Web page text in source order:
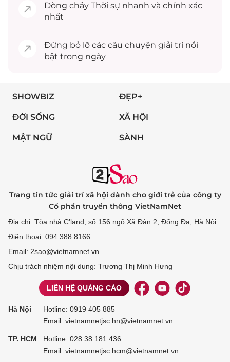
Dòng chảy Thời sự nhanh và chính xác
nhất
Đừng bỏ lỡ các câu chuyện giải trínổi
bật trong ngày
SHOWBIZ ĐẸP+
ĐỜI SỐNG XÃ HỘI
MẬT NGỮ SÀNH
Trang tin tức giải trí xã hội dành cho giới trẻ của công ty
Cổ phần truyền thông VietNamNet
Địa chỉ: Tòa nhà C’land, số 156 ngõ Xã Đàn 2, Đống Đa, Hà Nội
Điện thoại: 094 388 8166
Email: 2sao@vietnamnet.vn
Chịu trách nhiệm nội dung: Trương Thị Minh Hưng
LIÊN HỆ QUẢNG CÁO
Hà Nội Hotline: 0919 405 885
Email: vietnamnetjsc.hn@vietnamnet.vn
TP. HCM Hotline: 028 38 181 436
Email: vietnamnetjsc.hcm@vietnamnet.vn